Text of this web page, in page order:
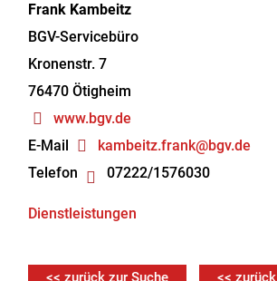
Frank Kambeitz
BGV-Servicebüro
Kronenstr. 7
76470 Ötigheim
www.bgv.de
E-Mail
kambeitz.frank@bgv.de
Telefon
07222/1576030
Dienstleistungen
<< zurück zur Suche << zurück